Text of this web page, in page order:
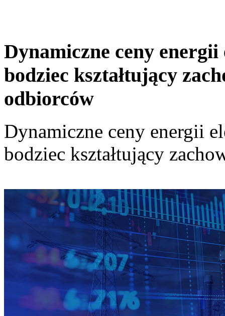
Dynamiczne ceny
bodziec kształtujący
odbiorców
Dynamiczne ceny energii
bodziec kształtujący